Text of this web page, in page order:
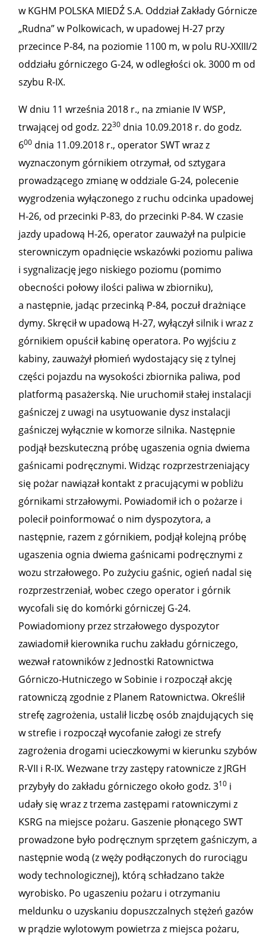
w KGHM POLSKA MIEDŹ S.A. Oddział Zakłady Górnicze
„Rudna” w Polkowicach, w upadowej H-27 przy
przecince P-84, na poziomie 1100 m, w polu RU-XXIII/2
oddziału górniczego G-24, w odległości ok. 3000 m od
szybu R-IX.
W dniu 11 września 2018 r., na zmianie IV WSP,
trwającej od godz. 2230 dnia 10.09.2018 r. do godz.
600 dnia 11.09.2018 r., operator SWT wraz z
wyznaczonym górnikiem otrzymał, od sztygara
prowadzącego zmianę w oddziale G-24, polecenie
wygrodzenia wyłączonego z ruchu odcinka upadowej
H-26, od przecinki P-83, do przecinki P-84. W czasie
jazdy upadową H-26, operator zauważył na pulpicie
sterowniczym opadnięcie wskazówki poziomu paliwa
i sygnalizację jego niskiego poziomu (pomimo
obecności połowy ilości paliwa w zbiorniku),
a następnie, jadąc przecinką P-84, poczuł drażniące
dymy. Skręcił w upadową H-27, wyłączył silnik i wraz z
górnikiem opuścił kabinę operatora. Po wyjściu z
kabiny, zauważył płomień wydostający się z tylnej
części pojazdu na wysokości zbiornika paliwa, pod
platformą pasażerską. Nie uruchomił stałej instalacji
gaśniczej z uwagi na usytuowanie dysz instalacji
gaśniczej wyłącznie w komorze silnika. Następnie
podjął bezskuteczną próbę ugaszenia ognia dwiema
gaśnicami podręcznymi. Widząc rozprzestrzeniający
się pożar nawiązał kontakt z pracującymi w pobliżu
górnikami strzałowymi. Powiadomił ich o pożarze i
polecił poinformować o nim dyspozytora, a
następnie, razem z górnikiem, podjął kolejną próbę
ugaszenia ognia dwiema gaśnicami podręcznymi z
wozu strzałowego. Po zużyciu gaśnic, ogień nadal się
rozprzestrzeniał, wobec czego operator i górnik
wycofali się do komórki górniczej G‑24.
Powiadomiony przez strzałowego dyspozytor
zawiadomił kierownika ruchu zakładu górniczego,
wezwał ratowników z Jednostki Ratownictwa
Górniczo-Hutniczego w Sobinie i rozpoczął akcję
ratowniczą zgodnie z Planem Ratownictwa. Określił
strefę zagrożenia, ustalił liczbę osób znajdujących się
w strefie i rozpoczął wycofanie załogi ze strefy
zagrożenia drogami ucieczkowymi w kierunku szybów
R-VII i R-IX. Wezwane trzy zastępy ratownicze z JRGH
przybyły do zakładu górniczego około godz. 310 i
udały się wraz z trzema zastępami ratowniczymi z
KSRG na miejsce pożaru. Gaszenie płonącego SWT
prowadzone było podręcznym sprzętem gaśniczym, a
następnie wodą (z węży podłączonych do rurociągu
wody technologicznej), którą schładzano także
wyrobisko. Po ugaszeniu pożaru i otrzymaniu
meldunku o uzyskaniu dopuszczalnych stężeń gazów
w prądzie wylotowym powietrza z miejsca pożaru,